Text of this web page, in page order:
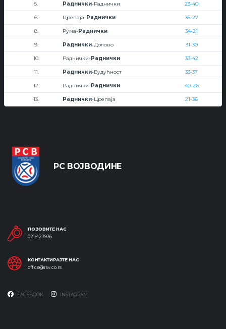
5. Раднички-Раднички 23-40
6. Црепаја-Раднички 35-27
8. Рума-Раднички 34-21
9. Раднички-Долово 31-30
10. Раднички-Раднички 33-42
11. Раднички-Будућност 33-37
12. Раднички-Раднички 40-26
13. Раднички-Црепаја 21-36
РС ВОЈВОДИНЕ
ПОЗОВИТЕ НАС
021/423936
КОНТАКТИРАЈТЕ НАС
office@rsv.co.rs
FACEBOOK INSTAGRAM